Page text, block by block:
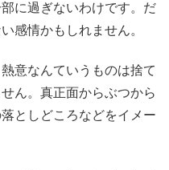
に過ぎないわけです。だ
感情かもしれません。
意なんていうものは捨て
ん。真正面からぶつから
としどころなどをイメー